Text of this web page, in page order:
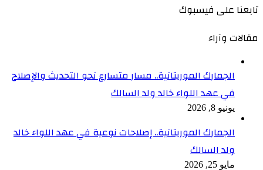
تابعنا على فيسبوك
مقالات وآراء
الجمارك الموريتانية.. مسار متسارع نحو التحديث والإصلاح
في عهد اللواء خالد ولد السالك
يونيو 8, 2026
الجمارك الموريتانية.. إصلاحات نوعية في عهد اللواء خالد
ولد السالك
مايو 25, 2026